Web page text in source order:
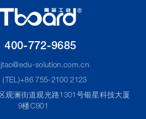
400-772-9685
jtao@edu-solution.com.cn
(TEL)+86 755-2100 2123
观澜街道观光路1301号银星科技大厦
9楼C901